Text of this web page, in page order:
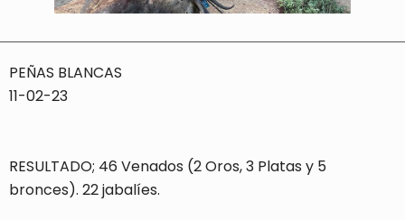
PEÑAS BLANCAS
11-02-23
RESULTADO; 46 Venados (2 Oros, 3 Platas y 5
bronces). 22 jabalíes.